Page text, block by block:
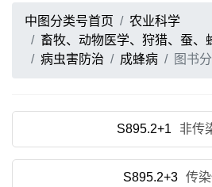
中图分类号首页
农业科学
畜牧、动物医学、狩猎、蚕、
病虫害防治
成蜂病 图书
S895.2+1 非传
S895.2+3 传